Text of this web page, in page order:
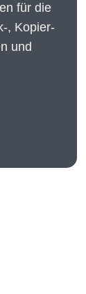
für die
, Kopier-
und